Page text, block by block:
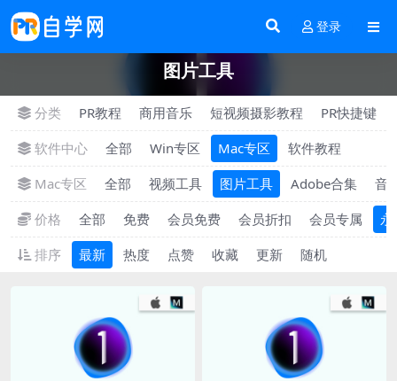
登录
图片工具
分类 PR教程 商用音乐 短视频摄影教程 PR快捷键
软件中心
全部 Win专区 Mac专区
软件教程
Mac专区
全部 视频工具 图片工具 Adobe合集
音
价格
全部 免费 会员免费 会员折扣 会员专属
排序
最新 热度 点赞 收藏 更新 随机